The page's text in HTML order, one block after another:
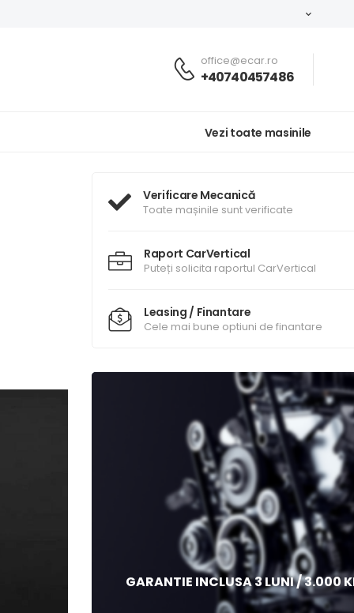
office@ecar.ro
+40740457486
Vezi toate masinile
Verificare Mecanică
Toate mașinile sunt verificate
Raport CarVertical
Puteți solicita raportul CarVertical
Leasing / Finantare
Cele mai bune optiuni de finantare
GARANTIE INCLUSA 3 LUNI / 3.000